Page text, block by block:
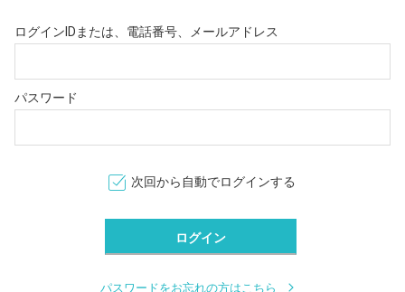
ログインIDまたは、電話番号、メールアドレス
パスワード
次回から自動でログインする
パスワードをお忘れの方はこちら